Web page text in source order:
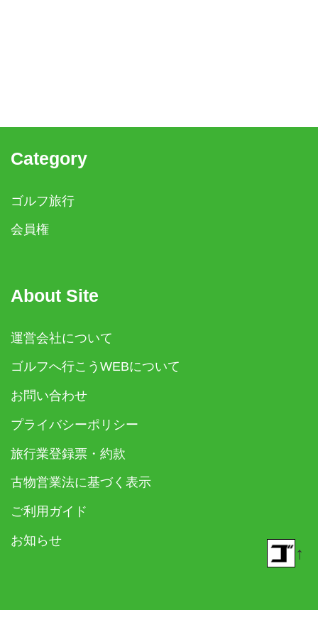
Category
ゴルフ旅行
会員権
About Site
運営会社について
ゴルフへ行こうWEBについて
お問い合わせ
プライバシーポリシー
旅行業登録票・約款
古物営業法に基づく表示
ご利用ガイド
お知らせ
↑